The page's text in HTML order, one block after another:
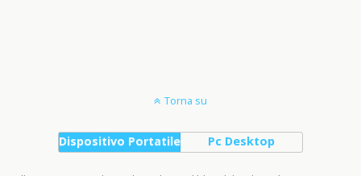
Torna su
Dispositivo Portatile Pc Desktop